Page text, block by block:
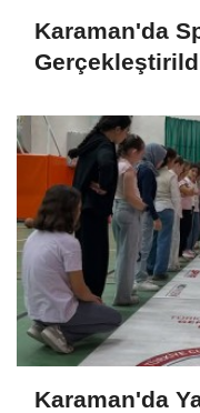
Karaman'da
Karaman'da